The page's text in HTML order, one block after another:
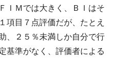
ＩＭでは大きく、ＢＩはそ
項目７点評価だが、たとえ
、２５％未満しか自分で行
基準がなく、評価者による